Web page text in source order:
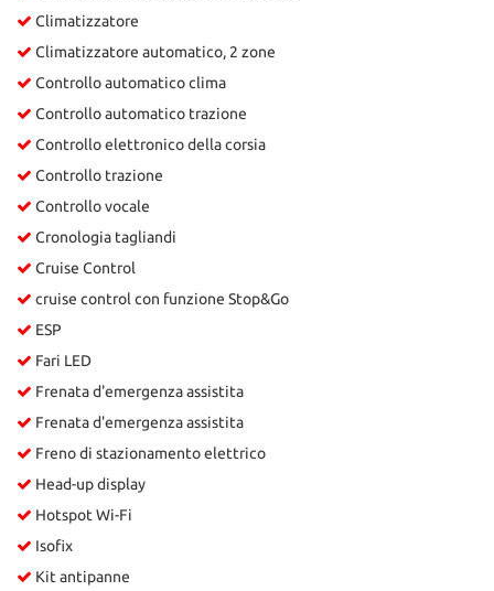
Climatizzatore
Climatizzatore automatico, 2 zone
Controllo automatico clima
Controllo automatico trazione
Controllo elettronico della corsia
Controllo trazione
Controllo vocale
Cronologia tagliandi
Cruise Control
cruise control con funzione Stop&Go
ESP
Fari LED
Frenata d'emergenza assistita
Frenata d'emergenza assistita
Freno di stazionamento elettrico
Head-up display
Hotspot Wi-Fi
Isofix
Kit antipanne